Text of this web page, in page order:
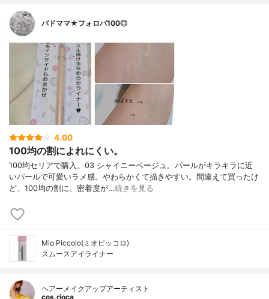
バドママ★フォロバ100◎
4.00
100均の割によれにくい。
100均セリアで購入。03 シャイニーベージュ。パールがキラキラに近
いパールで可愛いラメ感。やわらかくて描きやすい。間違えて買ったけ
ど、100均の割に、密着度が…続きを見る
Mio Piccolo(ミオピッコロ)
スムースアイライナー
ヘアーメイクアップアーティスト
cos.rioca